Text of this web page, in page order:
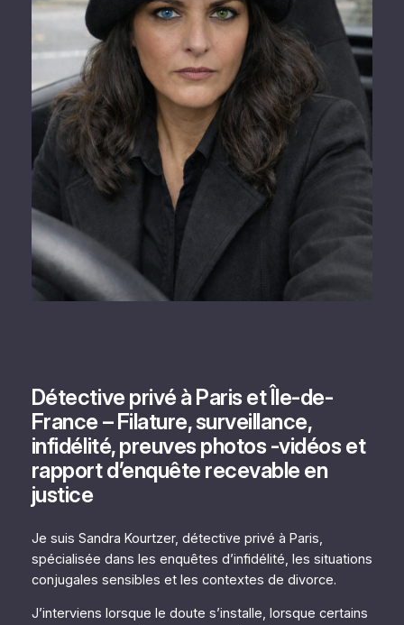
Détective privé à Paris et Île-de-
France – Filature, surveillance,
infidélité, preuves photos -vidéos et
rapport d’enquête recevable en
justice
Je suis Sandra Kourtzer, détective privé à Paris,
spécialisée dans les enquêtes d’infidélité, les situations
conjugales sensibles et les contextes de divorce.
J’interviens lorsque le doute s’installe, lorsque certains